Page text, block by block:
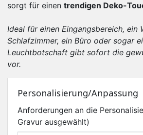
sorgt für einen trendigen Deko-
Ideal für einen Eingangsbereich, ein
Schlafzimmer, ein Büro oder sogar
Leuchtbotschaft gibt sofort die
vor.
Personalisierung/Anpassung
Anforderungen an die
Gravur ausgewählt)